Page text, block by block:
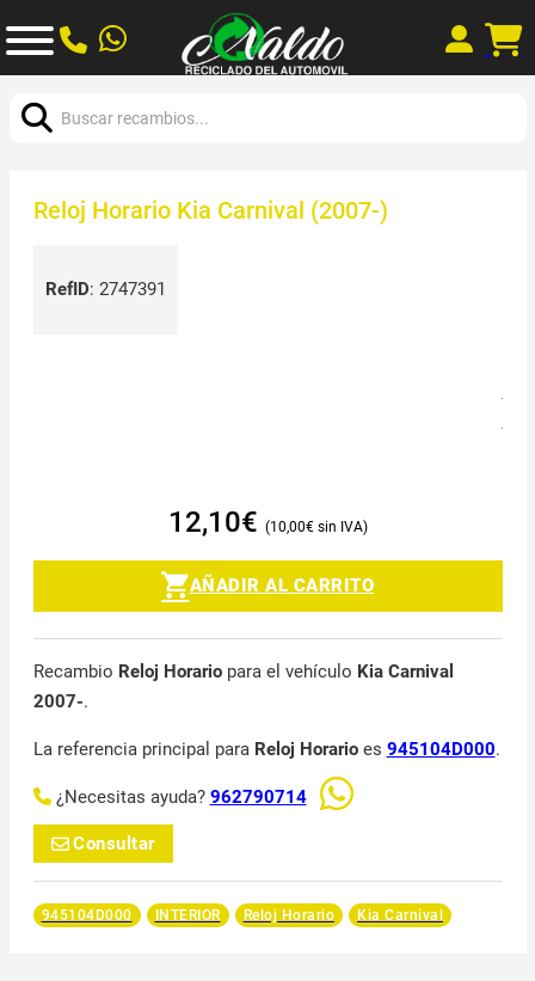
Reloj Horario Kia Carnival (2007-)
RefID: 2747391
12,10€ 10,00€
AÑADIR AL CARRITO
Recambio Reloj Horariopara el vehículo Kia Carnival
2007-.
La referencia principal para Reloj Horarioes 945104D000.
¿Necesitas ayuda? 962790714
Consultar
945104D000 INTERIOR Reloj Horario Kia Carnival